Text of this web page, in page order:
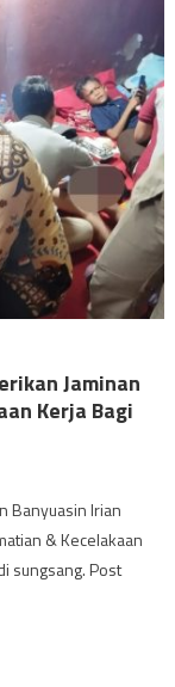
Jaminan
Kerja Bagi
Banyuasin Irian
& Kecelakaan
sungsang. Post